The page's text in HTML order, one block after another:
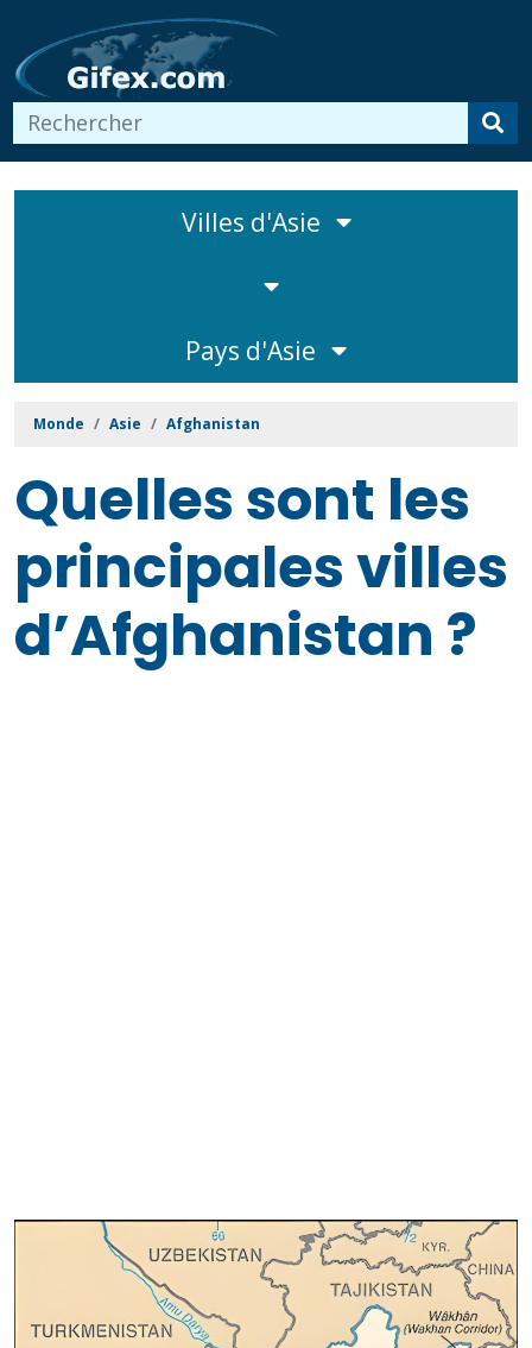
Villes d'Asie
Pays d'Asie
Monde Asie Afghanistan
Quelles sont les
principales villes
d’Afghanistan ?